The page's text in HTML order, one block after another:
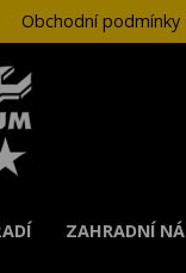
Obchodní podmínky
ZAHRADNÍ